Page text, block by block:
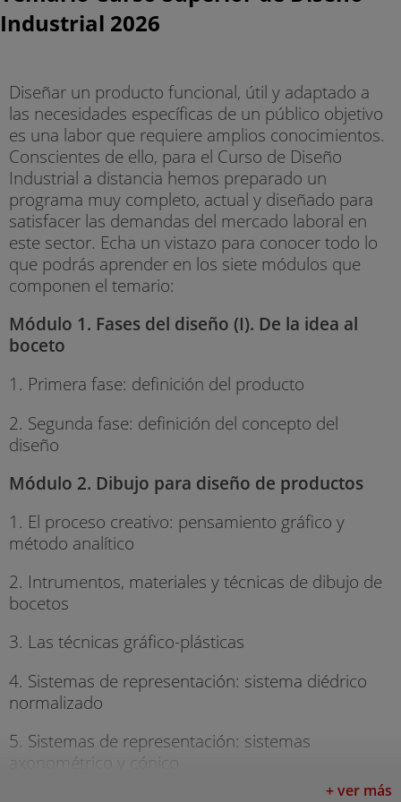
Industrial 2026
Diseñar un producto funcional, útil y adaptado a
las necesidades específicas de un público objetivo
es una labor que requiere amplios conocimientos.
Conscientes de ello, para el Curso de Diseño
Industrial a distancia hemos preparado un
programa muy completo, actual y diseñado para
satisfacer las demandas del mercado laboral en
este sector. Echa un vistazo para conocer todo lo
que podrás aprender en los siete módulos que
componen el temario:
Módulo 1. Fases del diseño (I). De la idea al
boceto
1. Primera fase: definición del producto
2. Segunda fase: definición del concepto del
diseño
Módulo 2. Dibujo para diseño de productos
1. El proceso creativo: pensamiento gráfico y
método analítico
2. Intrumentos, materiales y técnicas de dibujo de
bocetos
3. Las técnicas gráfico-plásticas
4. Sistemas de representación: sistema diédrico
normalizado
5. Sistemas de representación: sistemas
axonométrico y cónico
+ ver más